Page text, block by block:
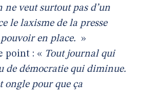
ne veut surtout pas d’un
le laxisme de la presse
en place. »
point : « Tout journal qui
de démocratie qui diminue.
ongle pour que ça